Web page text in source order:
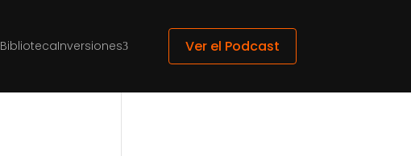
BibliotecaInversiones3 Ver el Podcast